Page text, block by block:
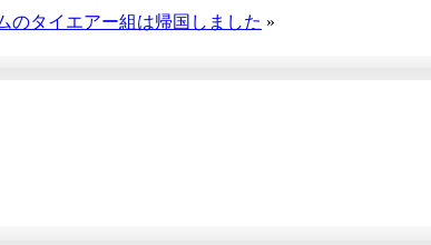
のタイエアー組は帰国しました »